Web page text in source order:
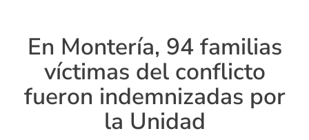
En Montería, 94 familias
víctimas del conflicto
fueron indemnizadas por
la Unidad